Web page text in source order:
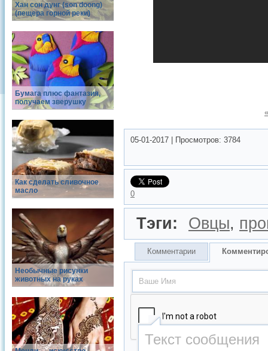
Хан сон дунг (son doong)
(пещера горной реки)
Бумага плюс фантазия,
получаем зверушку
Как сделать сливочное
масло
Необычные рисунки
животных на руках
05-01-2017 Просмотров: 3784
0
Тэги: Овцы,
Комментарии